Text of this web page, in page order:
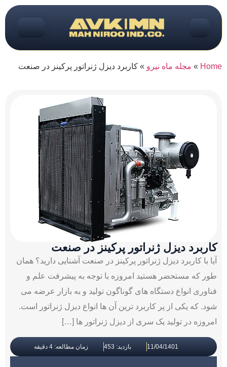
Home
» مجله ماه نیرو » کاربرد دیزل ژنراتور پرکینز در صنعت
کاربرد دیزل ژنراتور پرکینز در صنعت
آیا با کاربرد دیزل ژنراتور پرکینز در صنعت آشنایی دارید؟ همان
طور که مستحضر هستید امروزه با توجه به پیشرفت علم و
فناوری انواع دستگاه های گوناگون تولید و به بازار عرضه می
شود. که یکی از پر کاربرد ترین آن ها انواع دیزل ژنراتور است.
امروزه در تولید یک سری از دیزل ژنراتور ها […]
11/04/1401 بازدید: 453 زمان مطالعه: 4 دقیقه